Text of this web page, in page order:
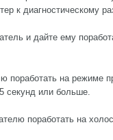
к диагностическому
и дайте ему
поработать на режиме
секунд или больше.
поработать на